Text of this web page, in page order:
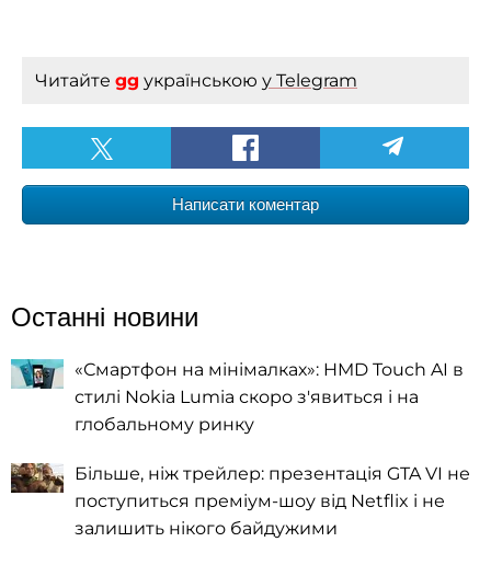
Читайте gg українською у Telegram
Написати коментар
Останні новини
«Смартфон на мінімалках»: HMD Touch AI в
стилі Nokia Lumia скоро з'явиться і на
глобальному ринку
Більше, ніж трейлер: презентація GTA VI не
поступиться преміум-шоу від Netflix і не
залишить нікого байдужими